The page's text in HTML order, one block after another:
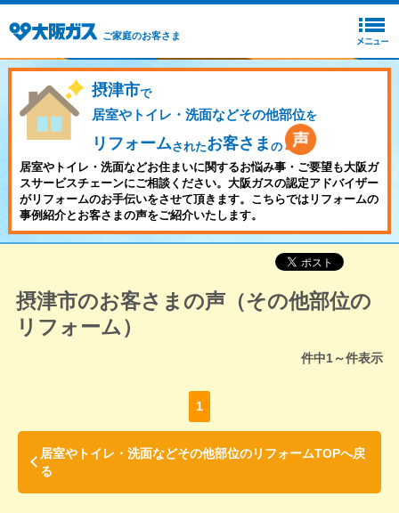
ご家庭のお客さま
摂津市で
居室やトイレ・洗面などその他部位を
リフォームされたお客さま の
居室やトイレ・洗面などお住まいに関するお悩み事・ご要望も大阪ガ
スサービスチェーンにご相談ください。大阪ガスの認定アドバイザー
がリフォームのお手伝いをさせて頂きます。こちらではリフォームの
事例紹介とお客さまの声をご紹介いたします。
摂津市のお客さまの声（その他部位の
リフォーム）
件中1～件表示
1
居室やトイレ・洗面などその他部位のリフォームTOPへ戻
る